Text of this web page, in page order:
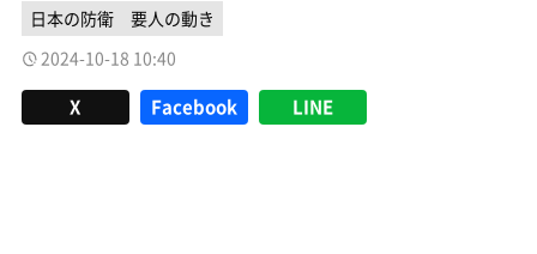
日本の防衛
要人の動き
2024-10-18 10:40
X Facebook LINE